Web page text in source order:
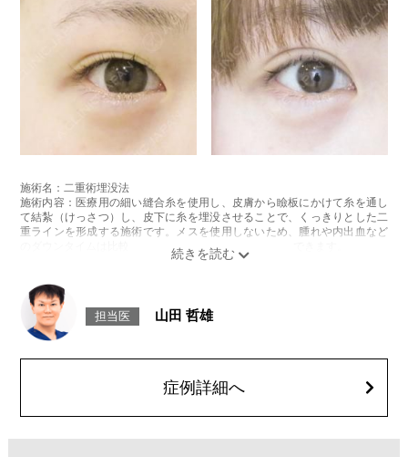
施術名：二重術埋没法
施術内容：医療用の細い縫合糸を使用し、皮膚から瞼板にかけて糸を通し
て結紮（けっさつ）し、皮下に糸を埋没させることで、くっきりとした二
重ラインを形成する施術です。メスを使用しないため、腫れや内出血など
のダウンタイムは比較的少なく、自然な仕上がりが期待できます。
後一時的に生じることがございます。これらの症状は通常数日〜1週間ほど
で落ち着いていきますが、個人差があります。また、稀に細菌感染症、左
右差、重瞼ラインの消失・乱れ、縫合糸の露出、結膜腫脹などが生じるこ
とがございます。
アドバンス 2箇所217,800円(税込)～6箇所349,800円(税込)
アペックス シングル437,800円(税込)～ダブル657,800円(税込)
シークレットアイズシングル712,800円(税込)〜ダブル877,800円(税込)
施術名：黒目見開きアップ術
担当医 山田 哲雄
症例詳細へ